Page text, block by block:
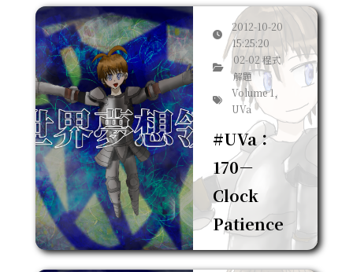
2012-10-20
15:25:20
02-02 程式
解題
Volume 1,
UVa
#UVa：
170－
Clock
Patience